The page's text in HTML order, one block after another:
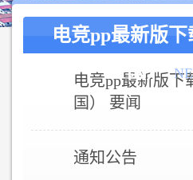
电竞pp最新版
国）
电竞pp最新版下
国） 要闻
通知公告